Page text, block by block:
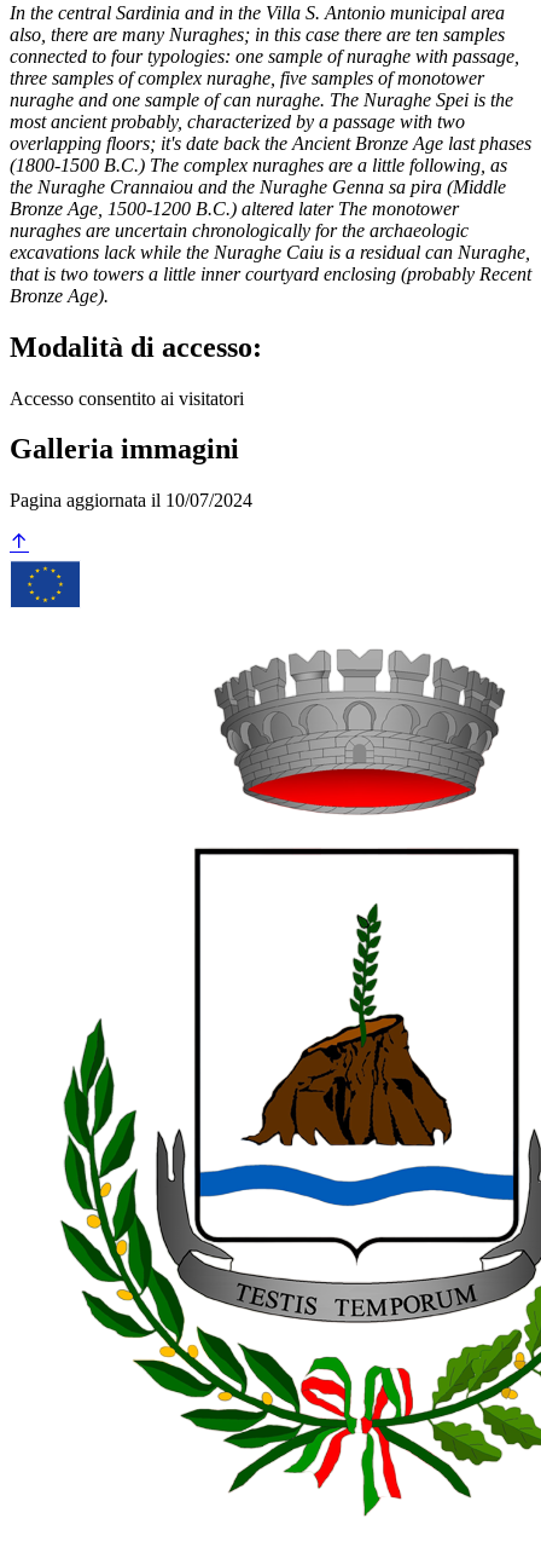
In the central Sardinia and in the Villa S. Antonio municipal area
also, there are many Nuraghes; in this case there are ten samples
connected to four typologies: one sample of nuraghe with passage,
three samples of complex nuraghe, five samples of monotower
nuraghe and one sample of can nuraghe. The Nuraghe Spei is the
most ancient probably, characterized by a passage with two
overlapping floors; it's date back the Ancient Bronze Age last phases
(1800-1500 B.C.) The complex nuraghes are a little following, as
the Nuraghe Crannaiou and the Nuraghe Genna sa pira (Middle
Bronze Age, 1500-1200 B.C.) altered later The monotower
nuraghes are uncertain chronologically for the archaeologic
excavations lack while the Nuraghe Caiu is a residual can Nuraghe,
that is two towers a little inner courtyard enclosing (probably Recent
Bronze Age).
Modalità di accesso:
Accesso consentito ai visitatori
Galleria immagini
Pagina aggiornata il 10/07/2024